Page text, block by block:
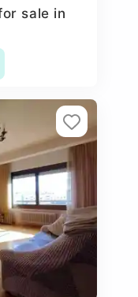
sale in